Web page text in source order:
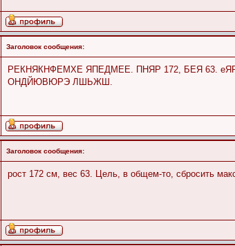
Заголовок сообщения:
РЕКНЯКНФЕМХЕ ЯПЕДМЕЕ. ПНЯР 172, БЕЯ 63.
ОНДЙЮВЮРЭ ЛШЬЖШ.
Заголовок сообщения:
рост 172 см, вес 63. Цель, в общем-то, сбросить